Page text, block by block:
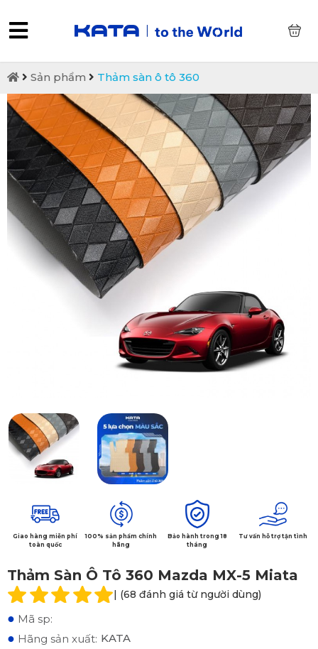
Sản phẩm Thảm sàn ô tô 360
Giao hàng miễn phí
toàn quốc
100% sản phẩm chính
hãng
Bảo hành trong 18
tháng
Tư vấn hỗ trợ tận tình
Thảm Sàn Ô Tô 360 Mazda MX-5 Miata
| (68 đánh giá từ người dùng)
● Mã sp:
● Hãng sản xuất: KATA